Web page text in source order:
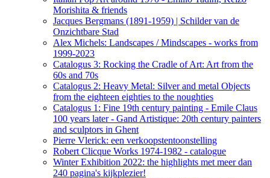
Morishita & friends
Jacques Bergmans (1891-1959) | Schilder van de
Onzichtbare Stad
Alex Michels: Landscapes / Mindscapes - works from
1999-2023
Catalogus 3: Rocking the Cradle of Art: Art from the
60s and 70s
Catalogus 2: Heavy Metal: Silver and metal Objects
from the eighteen eighties to the noughties
Catalogus 1: Fine 19th century painting - Emile Claus
100 years later - Gand Artistique: 20th century painters
and sculptors in Ghent
Pierre Vlerick: een verkoopstentoonstelling
Robert Clicque Works 1974-1982 - catalogue
Winter Exhibition 2022: the highlights met meer dan
240 pagina's kijkplezier!